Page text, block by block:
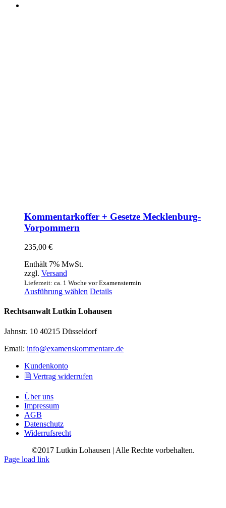
Kommentarkoffer + Gesetze Mecklenburg-
Vorpommern
235,00 €
Enthält 7% MwSt.
zzgl. Versand
Lieferzeit: ca. 1 Woche vor Examenstermin
Ausführung wählen Dieses
weist
Varianten
auf.
Die
Optionen
der
Details
Rechtsanwalt Lutkin Lohausen
Jahnstr. 10 40215 Düsseldorf
Email: info@examenskommentare.de
Kundenkonto
🗎 Vertrag widerrufen
Über uns
Impressum
AGB
Datenschutz
Widerrufsrecht
©2017 Lutkin Lohausen | Alle Rechte vorbehalten.
Page load link